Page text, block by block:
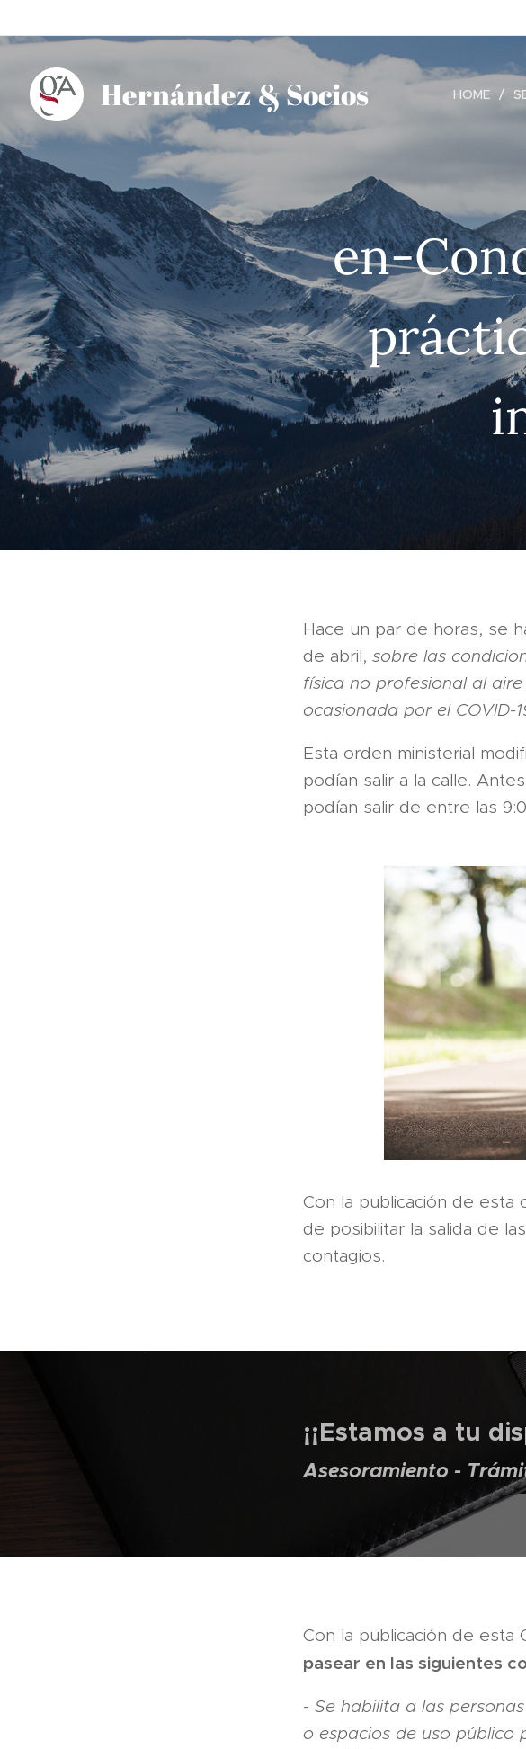
Hernández& Socios HOME
en-
Hace un par de horas, se
de abril, sobre las
física no profesional al
ocasionada por el COVID-
Esta orden ministerial
podían salir a la calle.
podían salir de entre las
Con la publicación de esta
de posibilitar la salida de
contagios.
¡¡Estamos a tu
Asesoramiento -
Con la publicación de esta
pasear en las siguientes
- Se habilita a las
o espacios de uso público